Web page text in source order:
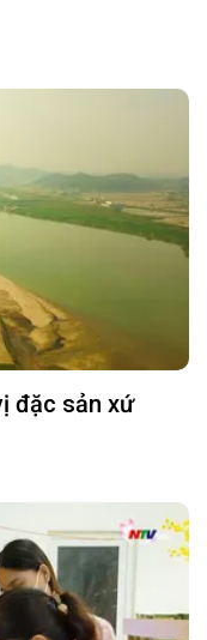
đặc sản xứ